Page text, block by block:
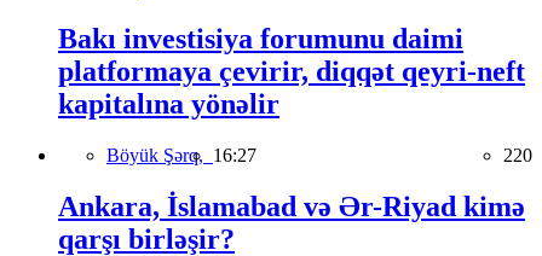
Bakı investisiya forumunu daimi
platformaya çevirir, diqqət qeyri-neft
kapitalına yönəlir
Böyük Şərq, 16:27 220
Ankara, İslamabad və Ər-Riyad kimə
qarşı birləşir?